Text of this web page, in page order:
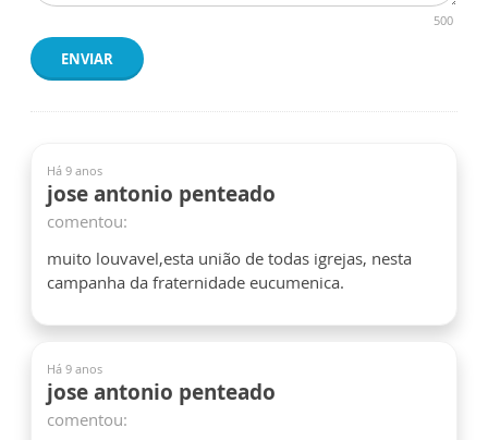
500
ENVIAR
Há 9 anos
jose antonio penteado
comentou:
muito louvavel,esta união de todas igrejas, nesta
campanha da fraternidade eucumenica.
Há 9 anos
jose antonio penteado
comentou: